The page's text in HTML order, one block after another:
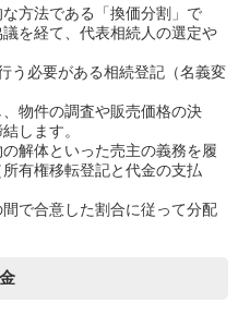
方法である「換価分割」で
を経て、代表相続人の選定や
う必要がある相続登記（名義変
物件の調査や販売価格の決
します。
解体といった売主の義務を履
有権移転登記と代金の支払
で合意した割合に従って分配